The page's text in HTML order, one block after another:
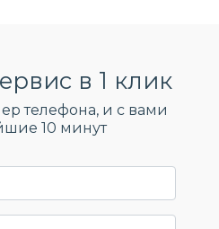
в 1 клик
телефона, и c вами
10 минут